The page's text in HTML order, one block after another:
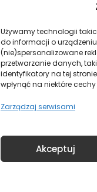
Używamy technologii
do informacji o
(nie)spersonalizowane
przetwarzanie danych,
identyfikatory na tej
wpłynąć na niektóre
Zarządzaj serwisami
Akceptuj
22
2022